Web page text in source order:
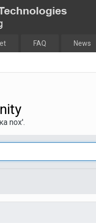
FAQ News
nox'.